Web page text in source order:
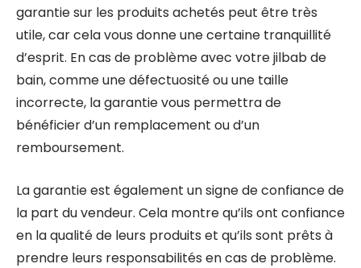
garantie sur les produits achetés peut être très
utile, car cela vous donne une certaine tranquillité
d’esprit. En cas de problème avec votre jilbab de
bain, comme une défectuosité ou une taille
incorrecte, la garantie vous permettra de
bénéficier d’un remplacement ou d’un
remboursement.
La garantie est également un signe de confiance de
la part du vendeur. Cela montre qu’ils ont confiance
en la qualité de leurs produits et qu’ils sont prêts à
prendre leurs responsabilités en cas de problème.